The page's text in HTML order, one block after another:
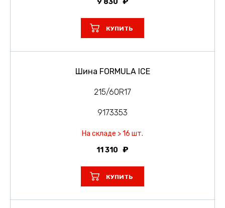
9 830
КУПИТЬ
Шина FORMULA ICE
215/60R17
9173353
На складе > 16 шт.
11 310
КУПИТЬ